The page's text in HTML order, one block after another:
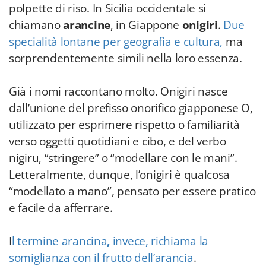
polpette di riso. In Sicilia occidentale si
chiamanoarancine, in Giappone onigiri. Due
specialità lontane per geografia e cultura, ma
sorprendentemente simili nella loro essenza.
Già i nomi raccontano molto. Onigiri nasce
dall’unione del prefisso onorifico giapponese O,
utilizzato per esprimere rispetto o familiarità
verso oggetti quotidiani e cibo, e del verbo
nigiru, “stringere” o “modellare con le mani”.
Letteralmente, dunque, l’onigiri è qualcosa
“modellato a mano”, pensato per essere pratico
e facile da afferrare.
Il termine arancina, invece, richiama la
somiglianza con il frutto dell’arancia.